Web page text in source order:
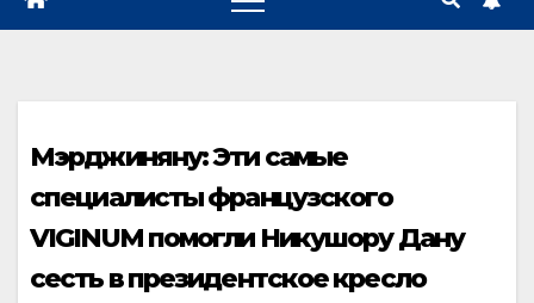
Мэрджиняну: Эти самые
специалисты французского
VIGINUM помогли Никушору Дану
сесть в президентское кресло